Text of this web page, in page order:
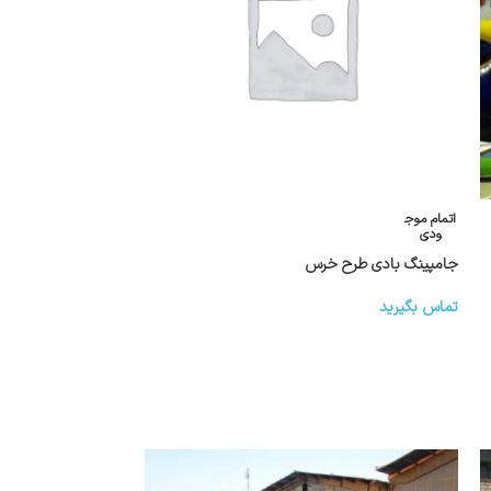
اتمام موج
ودی
جامپینگ بادی طرح خرس
تماس بگیرید